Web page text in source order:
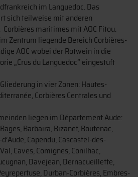
im Languedoc. Das
sich teilweise mit anderen
maritimes mit AOC Fitou.
Zentrum liegende Bereich Corbières-
AOC wobei der Rotwein in die
„Crus du Languedoc“ eingestuft
in vier Zonen: Hautes-
Corbières Centrales und
liegen im Département Aude:
Barbaira, Bizanet, Boutenac,
Capendu, Cascastel-des-
Caves, Comignes, Conilhac,
Davejean, Dernacueillette,
Durban-Corbières, Embres-